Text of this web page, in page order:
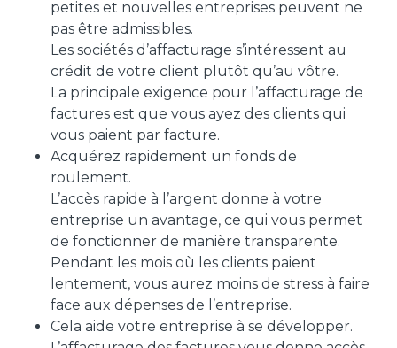
petites et nouvelles entreprises peuvent ne
pas être admissibles.
Les sociétés d’affacturage s’intéressent au
crédit de votre client plutôt qu’au vôtre.
La principale exigence pour l’affacturage de
factures est que vous ayez des clients qui
vous paient par facture.
Acquérez rapidement un fonds de
roulement.
L’accès rapide à l’argent donne à votre
entreprise un avantage, ce qui vous permet
de fonctionner de manière transparente.
Pendant les mois où les clients paient
lentement, vous aurez moins de stress à faire
face aux dépenses de l’entreprise.
Cela aide votre entreprise à se développer.